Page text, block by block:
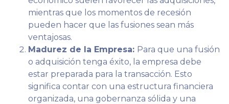
mientras que los momentos de recesión
pueden hacer que las fusiones sean más
ventajosas.
Madurez de la Empresa: Para que una fusión
o adquisición tenga éxito, la empresa debe
estar preparada para la transacción. Esto
significa contar con una estructura financiera
organizada, una gobernanza sólida y una